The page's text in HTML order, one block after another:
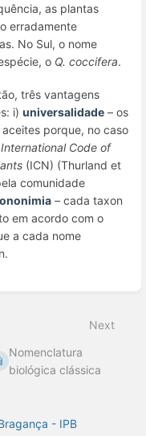
as plantas
erradamente
No Sul, o nome
o Q. coccifera.
três vantagens
i) universalidade – os
porque, no caso
International Code of
(ICN) (Thurland et
comunidade
– cada taxon
em acordo com o
a cada nome
.
Next
Nomenclatura
biológica clássica
- IPB